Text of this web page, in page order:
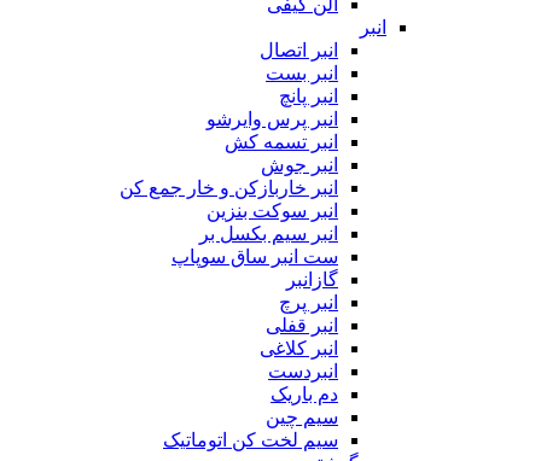
انبر
انبر اتصال
انبر بست
انبر پانچ
انبر پرس وایرشو
انبر تسمه کش
انبر جوش
انبر خاربازکن و خار جمع کن
انبر سوکت بنزین
انبر سیم بکسل بر
ست انبر ساق سوپاپ
گازانبر
انبر پرچ
انبر قفلی
انبر کلاغی
انبردست
دم باریک
سیم چین
سیم لخت کن اتوماتیک